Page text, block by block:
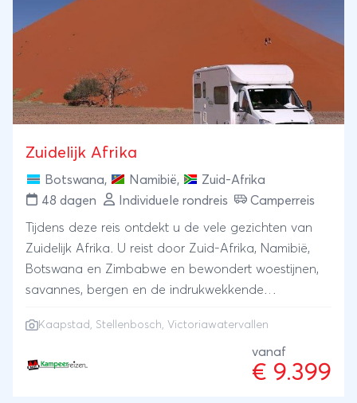
Zuidelijk Afrika
Botswana, Namibië,
Zuid-Afrika
48 dagen
Individuele rondreis Camperreis
Tijdens deze reis ontdekt u de vele gezichten van
Zuidelijk Afrika. U reist door Zuid-Afrika, Namibië,
Botswana en Zimbabwe en bewondert woestijnen,
savannes, bergen en de indrukwekkende
Afrikaanse wildernis: olifanten, giraffen, leeuwen en
talloze vogelsoorten. De reis eindigt in Kaapstad en
Stellenbosch, waar u geniet van de bruisende stad
Kaapstad , Stellenbosch, Victoriawatervallen
vanaf
€ 9.399